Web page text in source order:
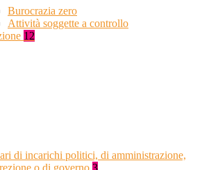
Burocrazia zero
Attività soggette a controllo
12
di incarichi politici, di amministrazione,